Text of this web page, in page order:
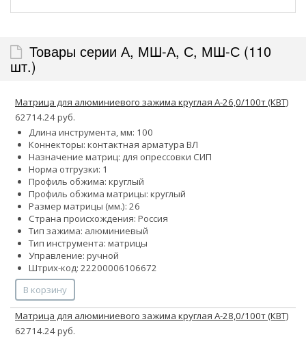
Товары серии А, МШ-А, С, МШ-С (110
шт.)
Матрица для алюминиевого зажима круглая А-26,0/100т (КВТ)
62714.24 руб.
Длина инструмента, мм: 100
Коннекторы: контактная арматура ВЛ
Назначение матриц: для опрессовки СИП
Норма отгрузки: 1
Профиль обжима: круглый
Профиль обжима матрицы: круглый
Размер матрицы (мм.): 26
Страна происхождения: Россия
Тип зажима: алюминиевый
Тип инструмента: матрицы
Управление: ручной
Штрих-код: 22200006106672
В корзину
Матрица для алюминиевого зажима круглая А-28,0/100т (КВТ)
62714.24 руб.